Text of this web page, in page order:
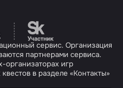
Перейти на сайт
сервис. Организация
партнерами сервиса.
игр
в разделе «Контакты»